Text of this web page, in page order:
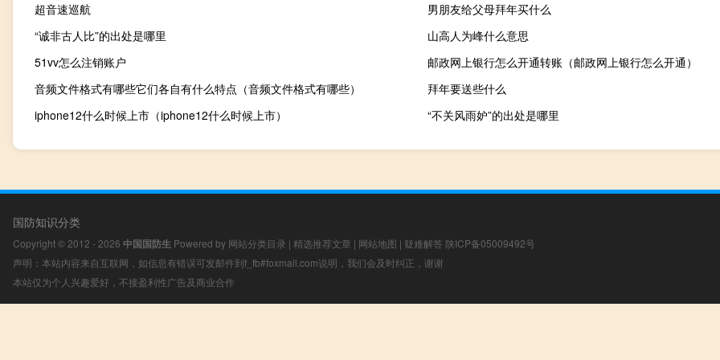
超音速巡航
男朋友给父母拜年买什么
“诚非古人比”的出处是哪里
山高人为峰什么意思
51vv怎么注销账户
邮政网上银行怎么开通转账（邮政网上银行怎么开通）
音频文件格式有哪些它们各自有什么特点（音频文件格式有哪些）
拜年要送些什么
iphone12什么时候上市（iphone12什么时候上市）
“不关风雨妒”的出处是哪里
国防知识分类
Copyright © 2012 - 2026 中国国防生 Powered by 网站分类目录 | 精选推荐文章 | 网站地图 | 疑难解答 陕ICP备05009492号
声明：本站内容来自互联网，如信息有错误可发邮件到f_fb#foxmail.com说明，我们会及时纠正，谢谢
本站仅为个人兴趣爱好，不接盈利性广告及商业合作